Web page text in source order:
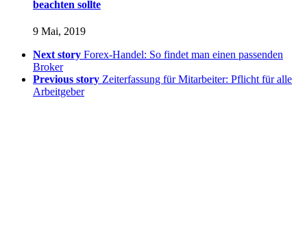
beachten sollte
9 Mai, 2019
Next story Forex-Handel: So findet man einen passenden
Broker
Previous story Zeiterfassung für Mitarbeiter: Pflicht für alle
Arbeitgeber